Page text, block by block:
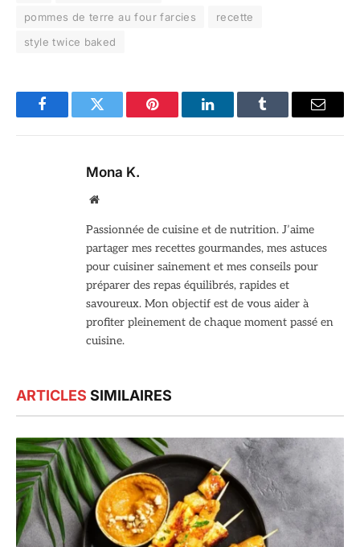
pommes de terre au four farcies
recette
style twice baked
FacebookTwitter Pinterest LinkedInTumblr Email
Mona K.
Site
Passionnée de cuisine et de nutrition. J’aime
partager mes recettes gourmandes, mes astuces
pour cuisiner sainement et mes conseils pour
préparer des repas équilibrés, rapides et
savoureux. Mon objectif est de vous aider à
profiter pleinement de chaque moment passé en
cuisine.
ARTICLES SIMILAIRES